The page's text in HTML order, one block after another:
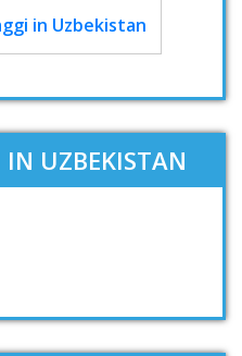
in Uzbekistan
IN UZBEKISTAN